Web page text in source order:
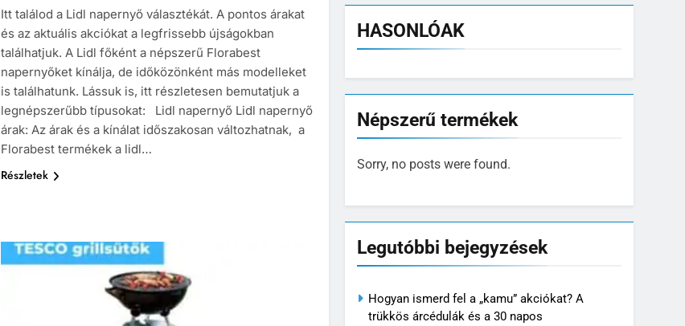
Itt találod a Lidl napernyő választékát. A pontos árakat
és az aktuális akciókat a legfrissebb újságokban
találhatjuk. A Lidl főként a népszerű Florabest
napernyőket kínálja, de időközönként más modelleket
is találhatunk. Lássuk is, itt részletesen bemutatjuk a
legnépszerűbb típusokat: Lidl napernyő Lidl napernyő
árak: Az árak és a kínálat időszakosan változhatnak, a
Florabest termékek a lidl…
Részletek
HASONLÓAK
Népszerű termékek
Sorry, no posts were found.
Legutóbbi bejegyzések
Hogyan ismerd fel a „kamu” akciókat? A
trükkös árcédulák és a 30 napos